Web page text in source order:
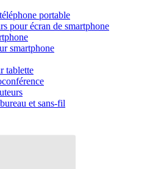
portable
pour écran de smartphone
smartphone
tablette
et sans-fil